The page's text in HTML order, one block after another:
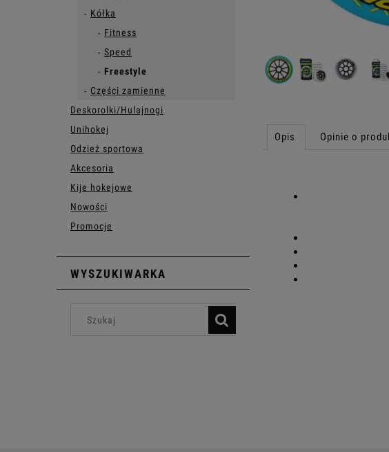
Kółka
Fitness
Speed
Freestyle
Części zamienne
Deskorolki/Hulajnogi
Unihokej
Odzież sportowa
Akcesoria
Kije hokejowe
Nowości
Promocje
WYSZUKIWARKA
Opis Opinie o